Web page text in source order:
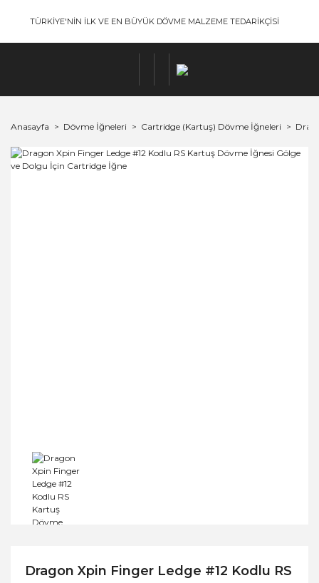
TÜRKİYE'NİN İLK VE EN BÜYÜK DÖVME MALZEME TEDARİKÇİSİ
Anasayfa Dövme İğneleri Cartridge (Kartuş) Dövme İğneleri
Dragon Xpin Finger Ledge #12 Kodlu RS